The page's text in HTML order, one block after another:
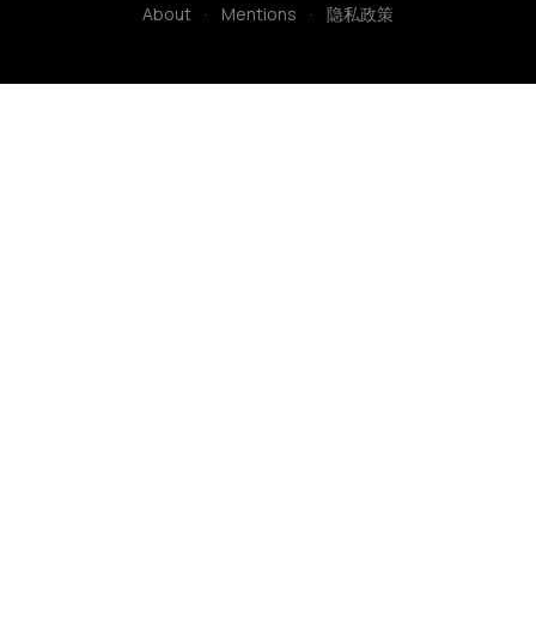
About
· Mentions · 隐私政策